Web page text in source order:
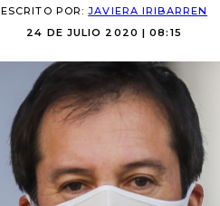
ESCRITO POR:JAVIERA IRIBARREN
24 DE JULIO 2020 | 08:15